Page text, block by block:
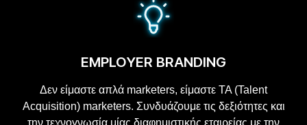
EMPLOYER BRANDING
Δεν είμαστε απλά marketers, είμαστε TA (Talent
Acquisition) marketers. Συνδυάζουμε τις δεξιότητες και
την τεχνογνωσία μίας διαφημιστικής εταιρείας με την